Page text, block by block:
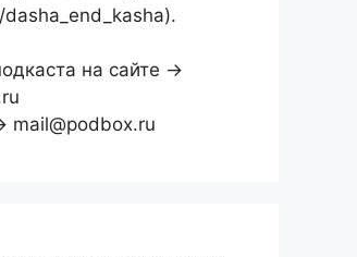
на сайте →
mail@podbox.ru